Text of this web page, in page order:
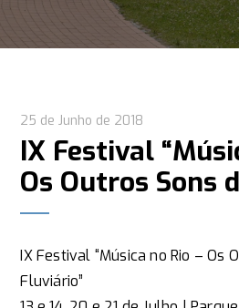
25 de Junho de 2018
IX Festival
Os Outros Sons
IX Festival “Música no Rio – Os
Fluviário”